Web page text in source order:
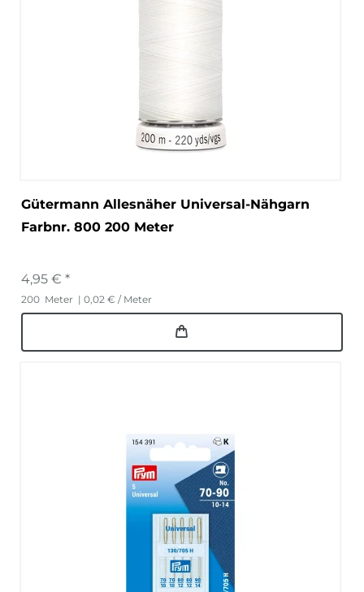
Gütermann Allesnäher Universal-Nähgarn
Farbnr. 800 200 Meter
4,95 € *
200 Meter | 0,02 € / Meter